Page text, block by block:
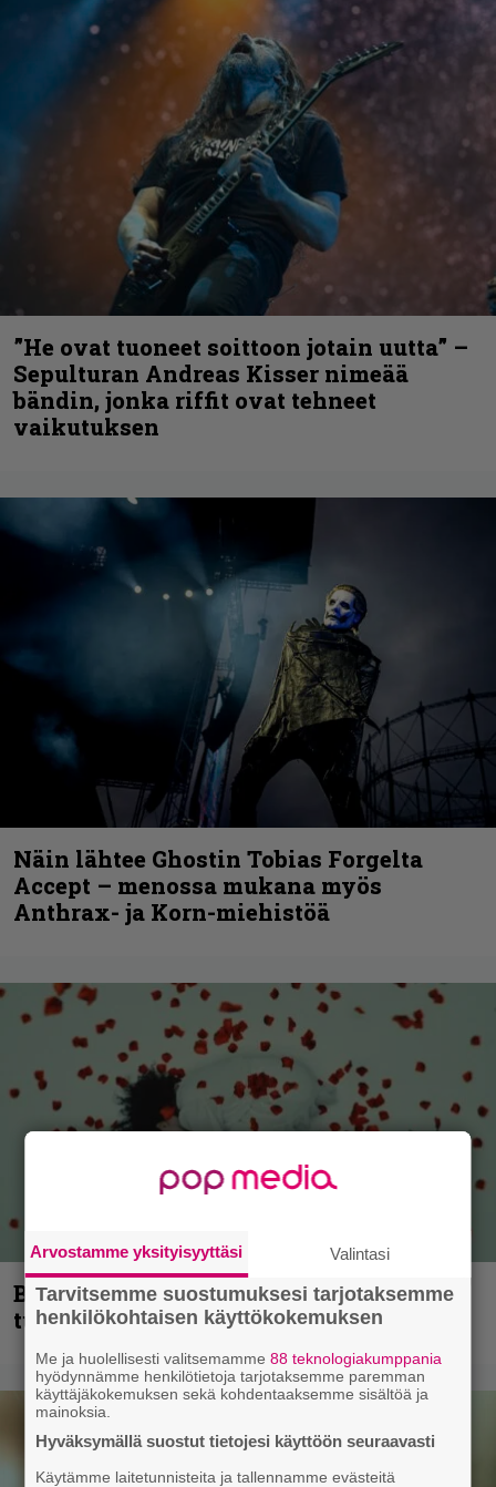
”He ovat tuoneet soittoon jotain uutta” –
Sepulturan Andreas Kisser nimeää
bändin, jonka riffit ovat tehneet
vaikutuksen
Näin lähtee Ghostin Tobias Forgelta
Accept – menossa mukana myös
Anthrax- ja Korn-miehistöä
Blind Channel palaa rytinällä –
tuplasingle videoineen julki
Arvostamme yksityisyyttäsi Valintasi
Tarvitsemme suostumuksesi tarjotaksemme
henkilökohtaisen käyttökokemuksen
Me ja huolellisesti valitsemamme88 teknologiakumppania
hyödynnämme henkilötietoja tarjotaksemme paremman
käyttäjäkokemuksen sekä kohdentaaksemme sisältöä ja
mainoksia.
Hyväksymällä suostut tietojesi käyttöön seuraavasti
Käytämme laitetunnisteita ja tallennamme evästeitä